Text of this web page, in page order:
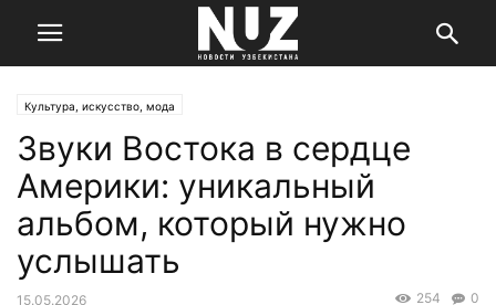
Культура, искусство, мода
Звуки Востока в сердце
Америки: уникальный
альбом, который нужно
услышать
15.05.2026 0
254